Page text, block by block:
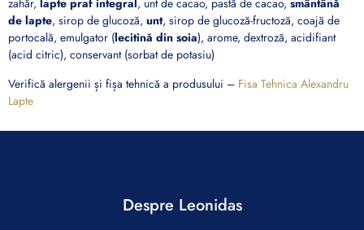
zahăr, lapte praf integral, unt de cacao, pastă de cacao, smântână
de lapte, sirop de glucoză, unt, sirop de glucoză-fructoză, coajă de
portocală, emulgator (lecitină din soia), arome, dextroză, acidifiant
(acid citric), conservant (sorbat de potasiu)
Verifică alergenii și fișa tehnică a produsului – Fisa Tehnica Alexandru
Lapte
Despre Leonidas